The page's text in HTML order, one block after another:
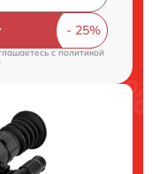
cполитикой